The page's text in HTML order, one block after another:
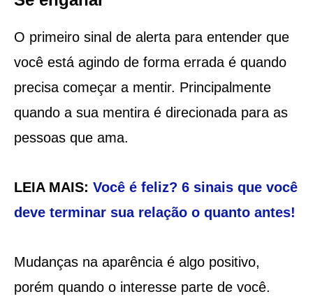
O primeiro sinal de alerta para entender que
você está agindo de forma errada é quando
precisa começar a mentir. Principalmente
quando a sua mentira é direcionada para as
pessoas que ama.
LEIA MAIS: Você é feliz? 6 sinais que você
deve terminar sua relação o quanto antes!
Mudanças na aparência é algo positivo,
porém quando o interesse parte de você.